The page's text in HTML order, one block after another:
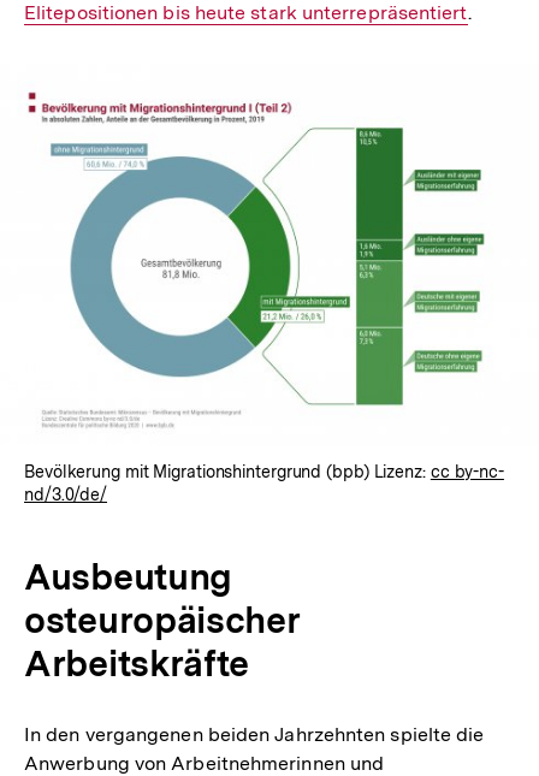
Elitepositionen bis heute stark unterrepräsentiert.
Bevölkerung mit Migrationshintergrund (bpb) Lizenz: cc by-nc-
nd/3.0/de/
Ausbeutung
osteuropäischer
Arbeitskräfte
In den vergangenen beiden Jahrzehnten spielte die
Anwerbung von Arbeitnehmerinnen und